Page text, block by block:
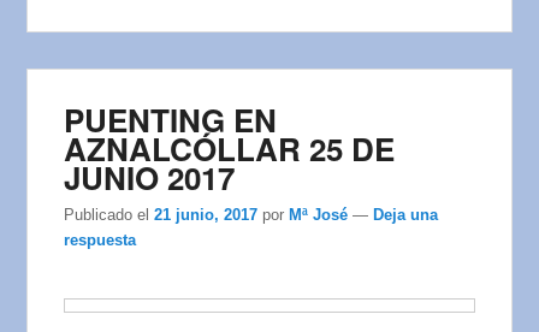
PUENTING EN
AZNALCÓLLAR 25 DE
JUNIO 2017
Publicado el21 junio, 2017 porMª José —Deja una
respuesta